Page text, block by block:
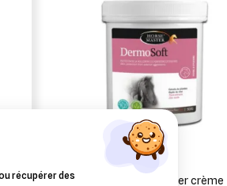
HORSE MASTER
dermosoft horse master crème
récupérer des